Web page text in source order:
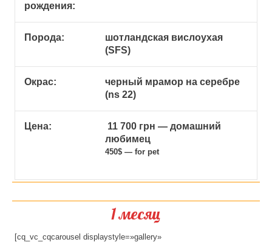
рождения:
Порода:
шотландская вислоухая
(SFS)
Окрас:
черный мрамор на серебре
(ns 22)
Цена:
11 700 грн — домашний
любимец
450$ — for pet
1 месяц
[cq_vc_cqcarousel displaystyle=»gallery»